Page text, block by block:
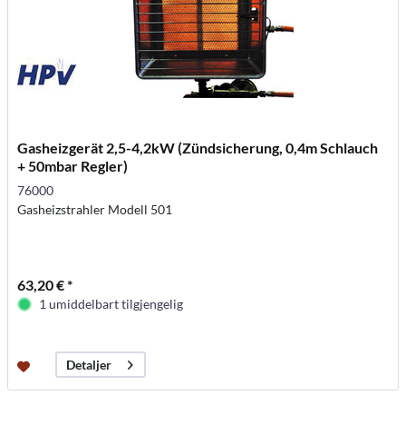
Gasheizgerät 2,5-4,2kW (Zündsicherung, 0,4m Schlauch
+ 50mbar Regler)
76000
Gasheizstrahler Modell 501
63,20 € *
1 umiddelbart tilgjengelig
Detaljer